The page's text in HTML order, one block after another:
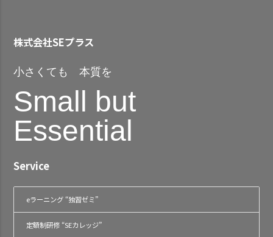
株式会社SEプラス
小さくても 本質を
Small but
Essential
Service
eラーニング “独習ゼミ”
定額制研修 “SEカレッジ”